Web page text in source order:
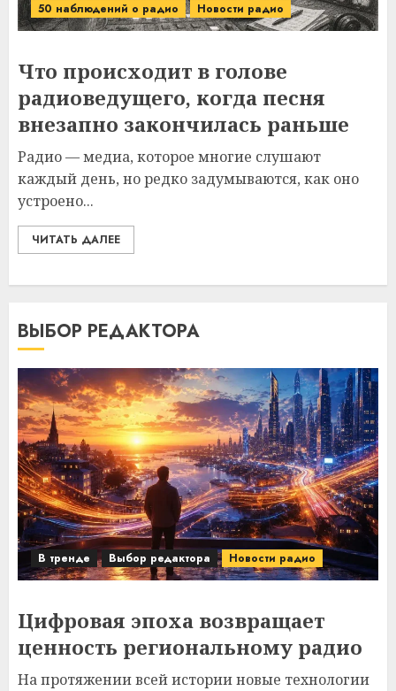
50 наблюдений о радио Новости радио
Что происходит в голове
радиоведущего, когда песня
внезапно закончилась раньше
Радио — медиа, которое многие слушают
каждый день, но редко задумываются, как оно
устроено...
ЧИТАТЬ ДАЛЕЕ
ВЫБОР РЕДАКТОРА
В тренде Выбор редактора Новости радио
Цифровая эпоха возвращает
ценность региональному радио
На протяжении всей истории новые технологии